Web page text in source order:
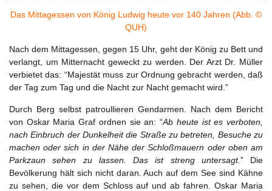
Das Mittagessen von König Ludwig heute vor 140 Jahren (Abb. ©
QUH)
Nach dem Mittagessen, gegen 15 Uhr, geht der König zu Bett und
verlangt, um Mitternacht geweckt zu werden. Der Arzt Dr. Müller
verbietet das: “Majestät muss zur Ordnung gebracht werden, daß
der Tag zum Tag und die Nacht zur Nacht gemacht wird.”
Durch Berg selbst patroullieren Gendarmen. Nach dem Bericht
von Oskar Maria Graf ordnen sie an: “Ab heute ist es verboten,
nach Einbruch der Dunkelheit die Straße zu betreten, Besuche zu
machen oder sich in der Nähe der Schloßmauern oder oben am
Parkzaun sehen zu lassen. Das ist streng untersagt.” Die
Bevölkerung hält sich nicht daran. Auch auf dem See sind Kähne
zu sehen, die vor dem Schloss auf und ab fahren. Oskar Maria